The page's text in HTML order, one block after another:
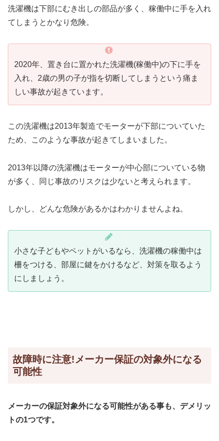
洗濯機は下部にむき出しの部品が多く、稼働中に手を入れ
てしまうとかなり危険。
2020年、置き台に置かれた洗濯機(稼働中)の下に手を
入れ、2歳の男の子が指を切断してしまうという痛ま
しい事故が起きています。
この洗濯機は2013年製造でモーターが下部についていた
ため、このような事故が起きてしまいました。
2013年以降の洗濯機はモーターが中心部についている物
が多く、同じ事故のリスクは少ないと考えられます。
しかし、どんな危険があるかはわかりませんよね。
小さな子どもやペットがいるなら、洗濯機の稼働中は
柵をつける、部屋に鍵をかけるなど、対策を取るよう
にしましょう。
故障時に注意!メーカー保証の対象外になる
可能性
メーカーの保証対象外になる可能性がある事も、デメリッ
トの1つです。